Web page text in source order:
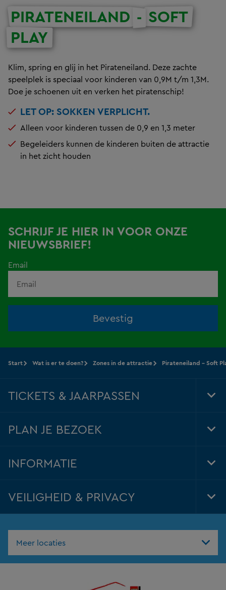
PIRATENEILAND - SOFT
PLAY
Klim, spring en glij in het Pirateneiland. Deze zachte
speelplek is speciaal voor kinderen van 0,9M t/m 1,3M.
Doe je schoenen uit en verken het piratenschip!
LET OP: SOKKEN VERPLICHT.
Alleen voor kinderen tussen de 0,9 en 1,3 meter
Begeleiders kunnen de kinderen buiten de attractie
in het zicht houden
SCHRIJF JE HIER IN VOOR ONZE
NIEUWSBRIEF!
Email
Bevestig
Meer locaties
Start Wat is er te doen? Zones in de attractie Pirateneiland - Soft
TICKETS & JAARPASSEN
PLAN JE BEZOEK
INFORMATIE
VEILIGHEID & PRIVACY